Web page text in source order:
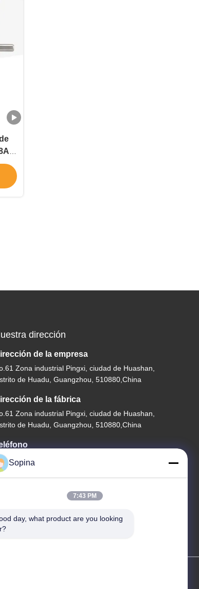
dirección
de la empresa
Zona industrial Pingxi, ciudad de Huashan,
de Huadu, Guangzhou, 510880,China
de la fábrica
Zona industrial Pingxi, ciudad de Huashan,
de Huadu, Guangzhou, 510880,China
13539447986
TECHNOLOGY CO.,LTD . Todos los
Sopina
7:43 PM
day, what product are you looking